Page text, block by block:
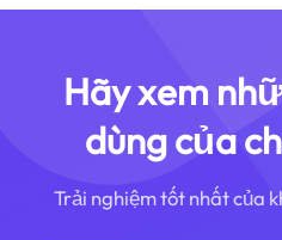
Hãy xem
dùng của
Trải nghiệm tốt nhất của